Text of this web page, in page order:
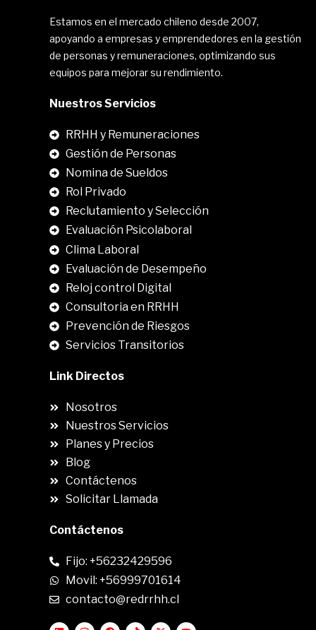
Estamos en el mercado chileno desde 2007,
apoyando a empresas y emprendedores en la gestión
de personas y remuneraciones, optimizando sus
equipos para mejorar su rendimiento.
Nuestros Servicios
RRHH y Remuneraciones
Gestión de Personas
Nomina de Sueldos
Rol Privado
Reclutamiento y Selección
Evaluación Psicolaboral
Clima Laboral
Evaluación de Desempeño
Reloj control Digital
Consultoria en RRHH
Prevención de Riesgos
Servicios Transitorios
Link Directos
Nosotros
Nuestros Servicios
Planes y Precios
Blog
Contáctenos
Solicitar Llamada
Contáctenos
Fijo: +56232429596
Movil: +56999701614
contacto@redrrhh.cl